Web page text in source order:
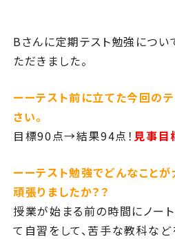
Bさんに定期テスト勉強につい
ただきました。
ーーテスト前に立てた今回の
さい。
目標90点→結果94点！ 見事目
ーーテスト勉強でどんなこと
頑張りましたか？ ？
授業が始まる前の時間にノー
て自習をして、苦手な教科な